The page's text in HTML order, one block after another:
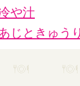
や汁
じときゅう